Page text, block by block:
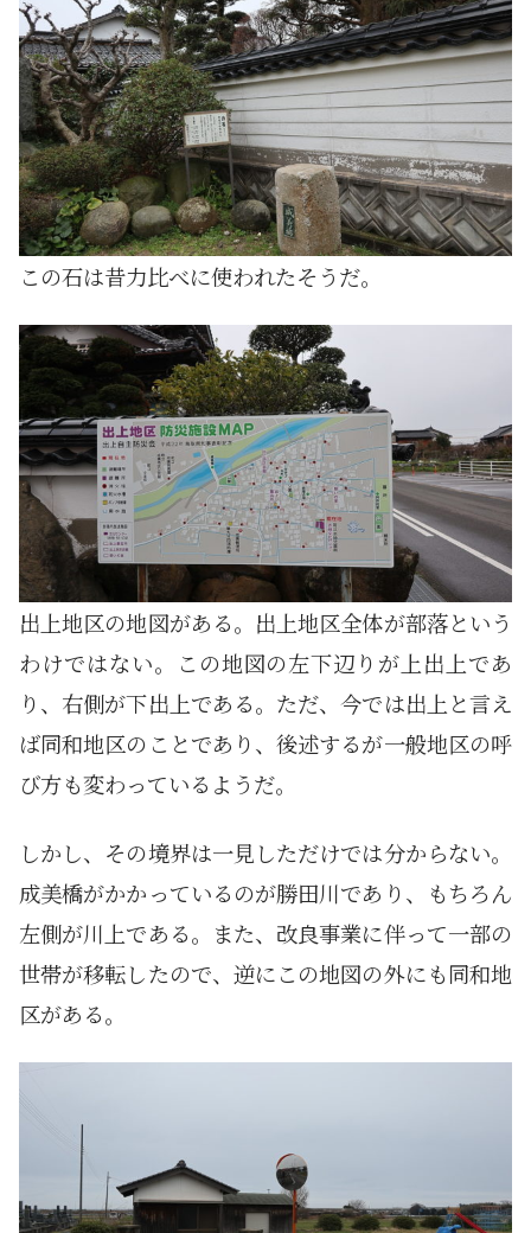
この石は昔力比べに使われたそうだ。
出上地区の地図がある。出上地区全体が部落という
わけではない。この地図の左下辺りが上出上であ
り、右側が下出上である。ただ、今では出上と言え
ば同和地区のことであり、後述するが一般地区の呼
び方も変わっているようだ。
しかし、その境界は一見しただけでは分からない。
成美橋がかかっているのが勝田川であり、もちろん
左側が川上である。また、改良事業に伴って一部の
世帯が移転したので、逆にこの地図の外にも同和地
区がある。